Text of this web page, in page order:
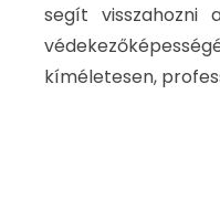
segít visszahozni
kíméletesen,